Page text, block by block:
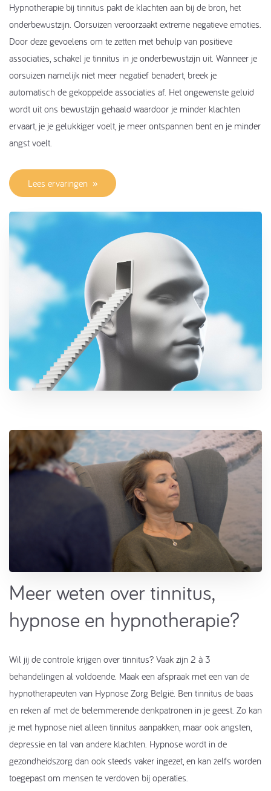
Hypnotherapie bij tinnitus pakt de klachten aan bij de bron, het
onderbewustzijn. Oorsuizen veroorzaakt extreme negatieve emoties.
Door deze gevoelens om te zetten met behulp van positieve
associaties, schakel je tinnitus in je onderbewustzijn uit. Wanneer je
oorsuizen namelijk niet meer negatief benadert, breek je
automatisch de gekoppelde associaties af. Het ongewenste geluid
wordt uit ons bewustzijn gehaald waardoor je minder klachten
ervaart, je je gelukkiger voelt, je meer ontspannen bent en je minder
angst voelt.
Lees ervaringen
Meer weten over ​tinnitus,
hypnose en hypnotherapi​e?
Wil jij de controle krijgen over tinnitus? Vaak zijn 2 à 3
behandelingen al voldoende. Maak een afspraak met een van de
hypnotherapeuten van Hypnose Zorg België. Ben tinnitus de baas
en reken af met de belemmerende denkpatronen in je geest. Zo kan
je met hypnose niet alleen tinnitus aanpakken, maar ook angsten,
depressie en tal van andere klachten. Hypnose wordt in de
gezondheidszorg dan ook steeds vaker ingezet, en kan zelfs worden
toegepast om mensen te verdoven bij operaties.